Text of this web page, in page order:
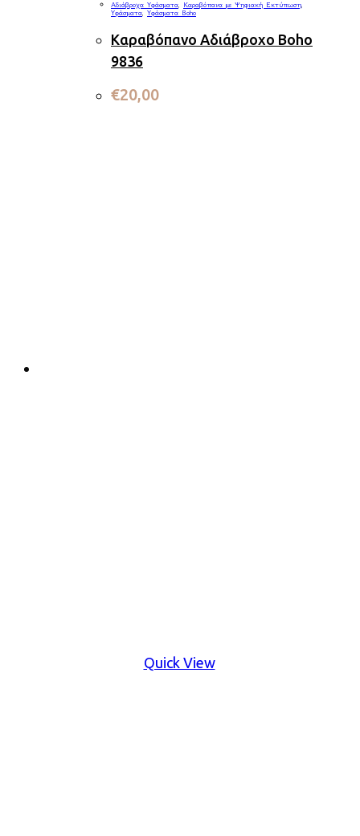
Αδιάβροχα Υφάσματα Καραβόπανα με Ψηφιακή Εκτύπωση
Υφάσματα Υφάσματα Boho
Καραβόπανο Αδιάβροχο Boho
9836
€20,00
Quick View